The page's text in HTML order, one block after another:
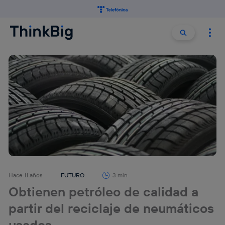
Buscar
Hace 11 años FUTURO 3 min
Obtienen petróleo de calidad a
partir del reciclaje de neumáticos